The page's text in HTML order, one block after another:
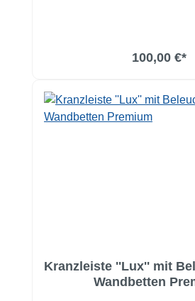
100,00 €*
Kranzleiste ''Lux'' mit
Wandbetten